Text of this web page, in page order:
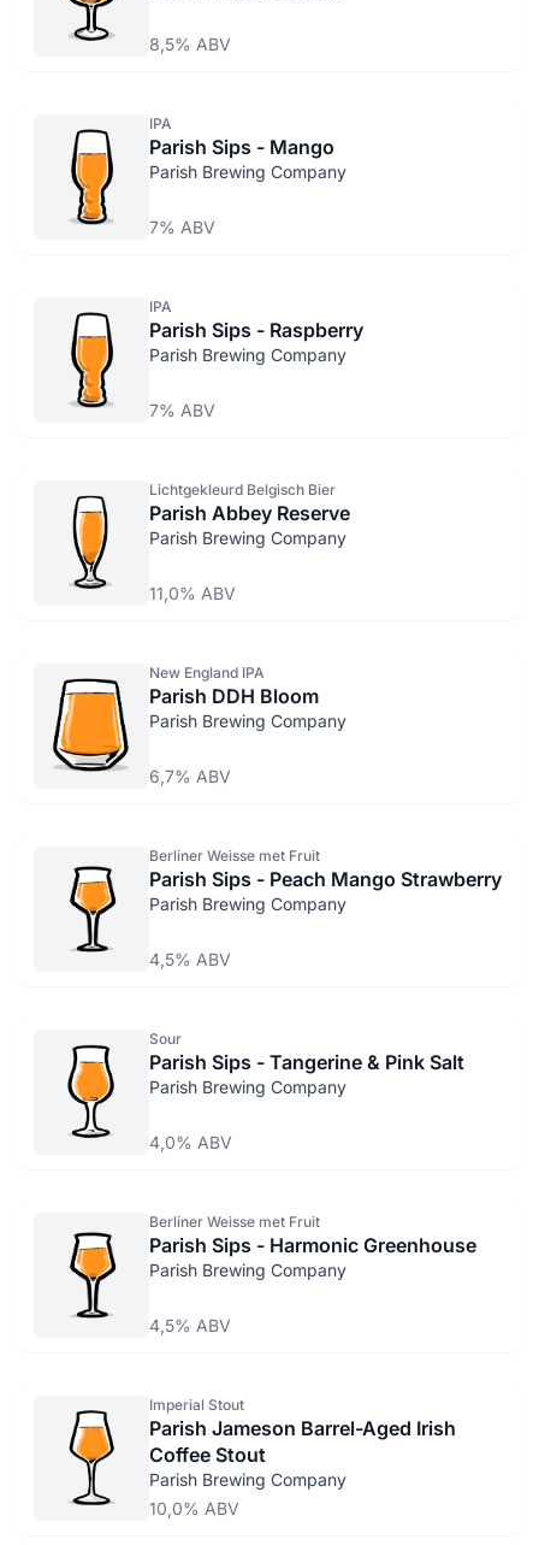
8,5% ABV
IPA
Parish Sips - Mango
Parish Brewing Company
7% ABV
IPA
Parish Sips - Raspberry
Parish Brewing Company
7% ABV
Lichtgekleurd Belgisch Bier
Parish Abbey Reserve
Parish Brewing Company
11,0% ABV
New England IPA
Parish DDH Bloom
Parish Brewing Company
6,7% ABV
Berliner Weisse met Fruit
Parish Sips - Peach Mango Strawberry
Parish Brewing Company
4,5% ABV
Sour
Parish Sips - Tangerine & Pink Salt
Parish Brewing Company
4,0% ABV
Berliner Weisse met Fruit
Parish Sips - Harmonic Greenhouse
Parish Brewing Company
4,5% ABV
Imperial Stout
Parish Jameson Barrel-Aged Irish
Coffee Stout
Parish Brewing Company
10,0% ABV